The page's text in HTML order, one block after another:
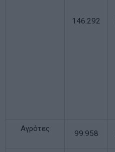
146.292
Αγρότες
99.958